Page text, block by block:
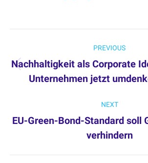
navigation
PREVIOUS
Previous
Nachhaltigkeit als Corporate
Unternehmen jetzt
NEXT
Next
EU-Green-Bond-Standard soll
verhindern